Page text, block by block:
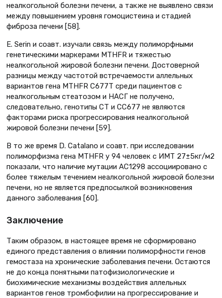
неалкогольной болезни печени, а также не выявлено связи
между повышением уровня гомоцистеина и стадией
фиброза печени [58].
E. Serin и соавт. изучали связь между полиморфными
генетическими маркерами MTHFR и тяжестью
неалкогольной жировой болезни печени. Достоверной
разницы между частотой встречаемости аллельных
вариантов гена MTHFR С677Т среди пациентов с
неалкогольным стеатозом и НАСГ не получено,
следовательно, генотипы СT и CC677 не являются
факторами риска прогрессирования неалкогольной
жировой болезни печени [59].
В то же время D. Catalano и соавт. при исследовании
полиморфизма гена MTHFR у 94 человек с ИМТ 27±5кг/м2
показали, что наличие мутации АС1298 ассоциировано с
более тяжелым течением неалкогольной жировой болезни
печени, но не является предпосылкой возникновения
данного заболевания [60].
Заключение
Таким образом, в настоящее время не сформировано
единого представления о влиянии полиморфности генов
гемостаза на хронические заболевания печени. Остаются
не до конца понятными патофизиологические и
биохимические механизмы воздействия аллельных
вариантов генов тромбофилии на прогрессирование и